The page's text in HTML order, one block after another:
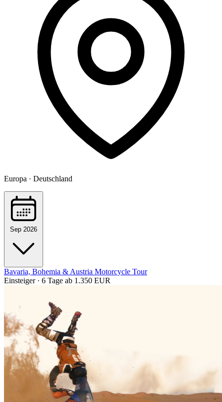
Europa · Deutschland
Sep 2026
Bavaria, Bohemia & Austria Motorcycle Tour
Einsteiger · 6 Tage ab 1.350 EUR